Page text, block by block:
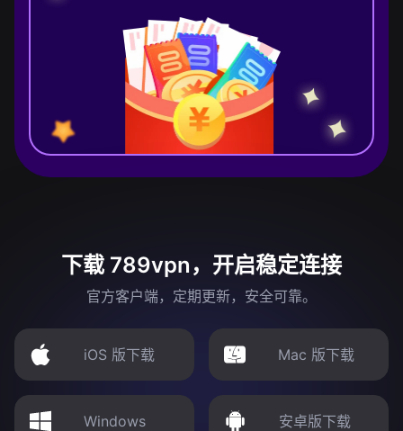
下载 789vpn，开启稳定连接
官方客户端，定期更新，安全可靠。
iOS 版下载 Mac 版下载
Windows 安卓版下载